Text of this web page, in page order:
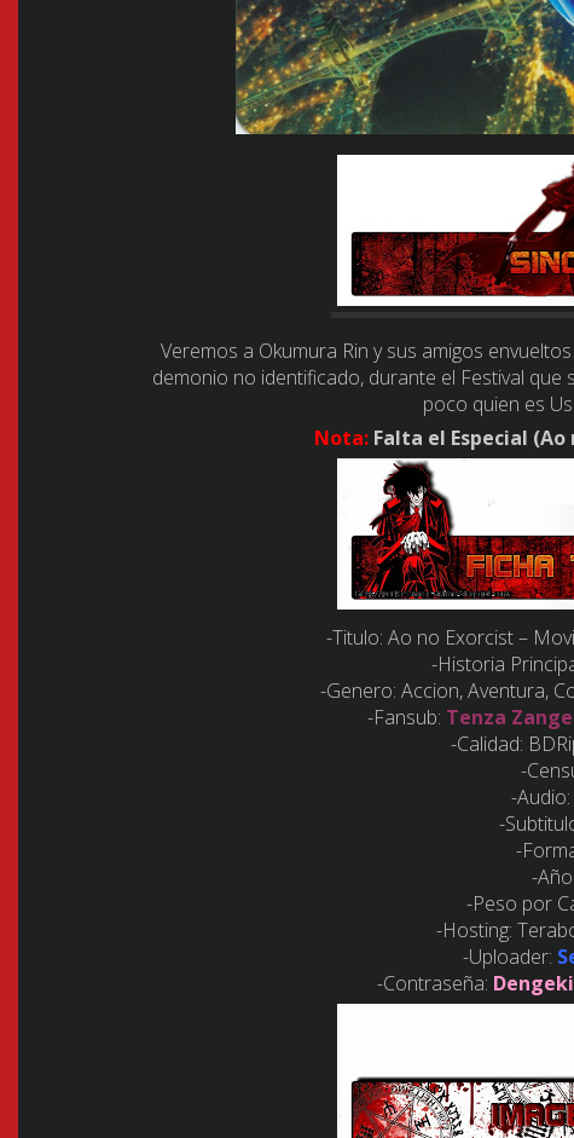
Veremos a Okumura Rin y sus amigos
demonio no identificado, durante el Festival
poco quien es
Nota: Falta el Especial
-Titulo: Ao no Exorcist –
-Historia
-Genero: Accion, Aventura,
-Fansub: Tenza
-Calidad:
-
-
-
-
-
-Peso por
-Hosting:
-Uploader:
-Contraseña: